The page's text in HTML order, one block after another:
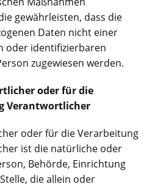
gewährleisten, dass die
Daten nicht einer
oder identifizierbaren
zugewiesen werden.
oder für die
Verantwortlicher
oder für die Verarbeitung
ist die natürliche oder
Behörde, Einrichtung
die allein oder